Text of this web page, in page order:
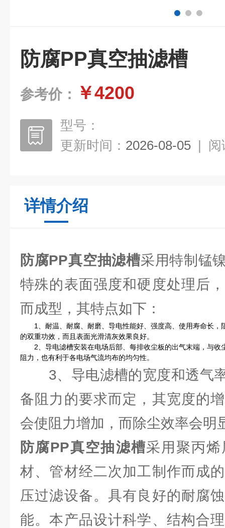
防腐PP真空抽滤槽
参考价： ￥4200
型号：
更新时间： 2026-08-05 | 阅
详情介绍
防腐PP真空抽滤槽采用特制锰
特殊的表面强度和硬度处理后
而成型，其特点如下：
1、耐温、耐腐、耐磨、导电性能好、强度高、使用寿命长，
的双重功效，而且表面光滑清灰效果良好。
2、导电滤槽安装在电场后部、每排收尘板的出气末端，与收
阻力，也有利于各电场气流均布的均匀性。
3、导电滤槽的宽度和透气
备阻力的要求而定，其宽度的
会使阻力增加，而除尘效率会明
防腐PP真空抽滤槽采用聚丙
材、管材经二次加工制作而成
压过滤设备。具有良好的耐腐
能。本产品设计科学、结构合